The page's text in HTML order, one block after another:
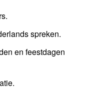
spreken.
en feestdagen